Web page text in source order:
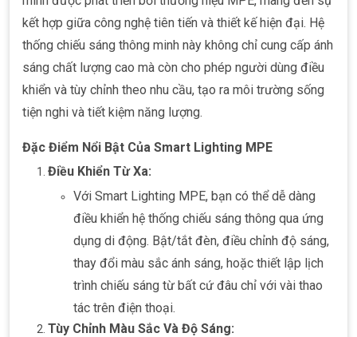
kết hợp giữa công nghệ tiên tiến và thiết kế hiện đại. Hệ
thống chiếu sáng thông minh này không chỉ cung cấp ánh
sáng chất lượng cao mà còn cho phép người dùng điều
khiển và tùy chỉnh theo nhu cầu, tạo ra môi trường sống
tiện nghi và tiết kiệm năng lượng.
Đặc Điểm Nổi Bật Của Smart Lighting MPE
Điều Khiển Từ Xa:
Với Smart Lighting MPE, bạn có thể dễ dàng
điều khiển hệ thống chiếu sáng thông qua ứng
dụng di động. Bật/tắt đèn, điều chỉnh độ sáng,
thay đổi màu sắc ánh sáng, hoặc thiết lập lịch
trình chiếu sáng từ bất cứ đâu chỉ với vài thao
tác trên điện thoại.
Tùy Chỉnh Màu Sắc Và Độ Sáng: